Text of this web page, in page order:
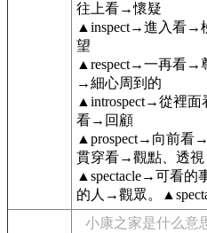
往上看→懷疑
▲inspect→進入看→
望
▲respect→一再看→
→細心周到的
▲introspect→從裡
看→回顧
▲prospect→向前看
貫穿看→觀點、透視
▲spectacle→可看
的人→觀眾。
小康之家是什么意